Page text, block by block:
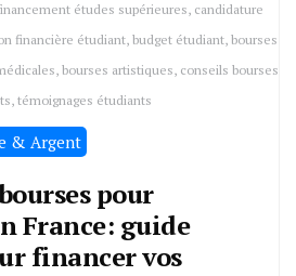
études supérieures, candidature
financière étudiant, budget étudiant, bourses
bourses artistiques, conseils bourses
témoignages étudiants
& Argent
pour
France: guide
financer vos